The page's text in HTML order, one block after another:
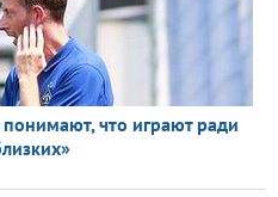
что играют ради